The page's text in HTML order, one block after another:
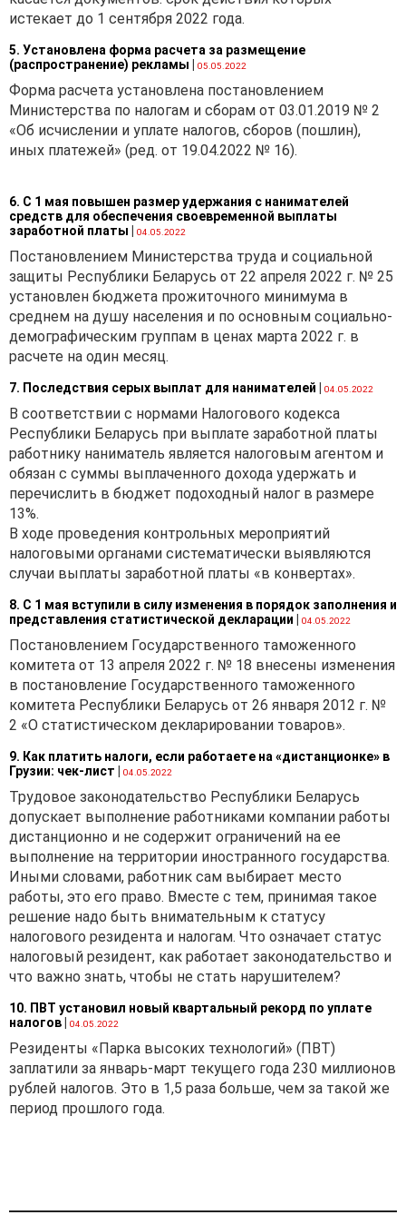
Республики Беларусь от
16.07.2021 № 31-27/9279 «О
применении валютного
законодательства» (далее —
письмо № 31-27/9279)
наличие срока возврата
предварительной оплаты
нерезидентом является
договора только в случае,
если условиями такого
предварительная оплата
резидентом передаваемых
нерезидентом товаров,
нераскрытой информации,
исключительных прав на
собственности,
имущественных прав,
имущества в аренду,
выполняемых работ,
Согласност. 4Закона
от 30.06.2020 № 36-З «Об
изменении законов
по вопросам валютного
контроля» (далее — Закон
валютных операций
с использованием
иностранной валюты
в случаях, установленных
актами валютного
законодательства до
№ 36-З, разрешается до
окончания исполнения
обязательств по этим
валютным операциям.
Договоры, заключенные до
вступления в силу Закона
№ 36-З
и предусматривающие
проведение таких
операций, не подлежат
в соответствие с Законом
продления (увеличения)
срока действия таких
договоров их положения
истекает до 1 сентября 2022 года.
5. Установлена форма расчета за размещение
(распространение) рекламы | 05.05.2022
Форма расчета установлена постановлением
Министерства по налогам и сборам от 03.01.2019 № 2
«Об исчислении и уплате налогов, сборов (пошлин),
иных платежей» (ред. от 19.04.2022 № 16).
6. С 1 мая повышен размер удержания с нанимателей
средств для обеспечения своевременной выплаты
заработной платы | 04.05.2022
Постановлением Министерства труда и социальной
защиты Республики Беларусь от 22 апреля 2022 г. № 25
установлен бюджета прожиточного минимума в
среднем на душу населения и по основным социально-
демографическим группам в ценах марта 2022 г. в
расчете на один месяц.
7. Последствия серых выплат для нанимателей | 04.05.2022
В соответствии с нормами Налогового кодекса
Республики Беларусь при выплате заработной платы
работнику наниматель является налоговым агентом и
обязан с суммы выплаченного дохода удержать и
перечислить в бюджет подоходный налог в размере
13%.
В ходе проведения контрольных мероприятий
налоговыми органами систематически выявляются
случаи выплаты заработной платы «в конвертах».
8. С 1 мая вступили в силу изменения в порядок заполнения и
представления статистической декларации | 04.05.2022
Постановлением Государственного таможенного
комитета от 13 апреля 2022 г. № 18 внесены изменения
в постановление Государственного таможенного
комитета Республики Беларусь от 26 января 2012 г. №
2 «О статистическом декларировании товаров».
9. Как платить налоги, если работаете на «дистанционке» в
Грузии: чек-лист | 04.05.2022
Трудовое законодательство Республики Беларусь
допускает выполнение работниками компании работы
дистанционно и не содержит ограничений на ее
выполнение на территории иностранного государства.
Иными словами, работник сам выбирает место
работы, это его право. Вместе с тем, принимая такое
решение надо быть внимательным к статусу
налогового резидента и налогам. Что означает статус
налоговый резидент, как работает законодательство и
что важно знать, чтобы не стать нарушителем?
10. ПВТ установил новый квартальный рекорд по уплате
налогов| 04.05.2022
Резиденты «Парка высоких технологий» (ПВТ)
заплатили за январь-март текущего года 230 миллионов
рублей налогов. Это в 1,5 раза больше, чем за такой же
период прошлого года.